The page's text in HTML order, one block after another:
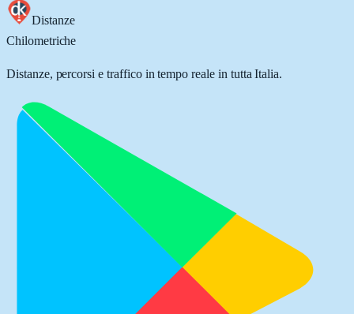
Distanze
Chilometriche
Distanze, percorsi e traffico in tempo reale in tutta Italia.